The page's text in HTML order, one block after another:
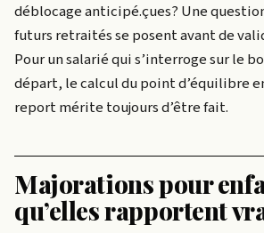
déblocage anticipé.çues? Une
futurs retraités se posent avant de
Pour un salarié qui s’interroge sur le
départ, le calcul du point d’équilibre
report mérite toujours d’être fait.
Majorations pour
qu’elles rapportent